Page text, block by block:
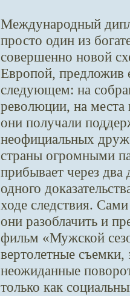
Международный
просто один из
совершенно новой
Европой, предложив
следующем: на
революции, на места
они получали
неофициальных
страны огромными
прибывает через
одного
ходе следствия.
они разоблачить и
фильм «Мужской
вертолетные
неожиданные
только как